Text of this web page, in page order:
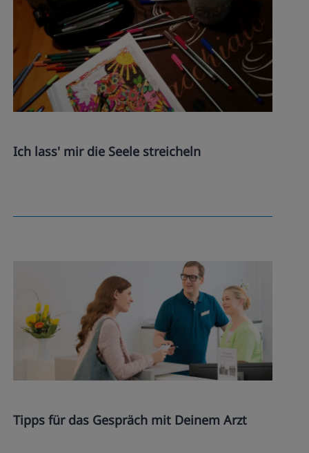
Ich lass' mir die Seele streicheln
Tipps für das Gespräch mit Deinem Arzt